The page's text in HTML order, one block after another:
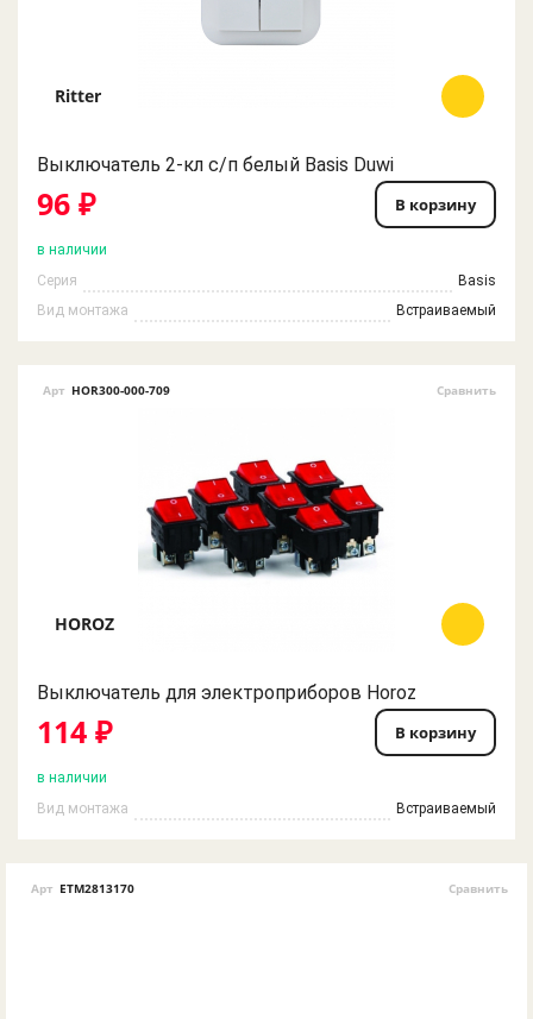
Ritter
Выключатель 2-кл c/п белый Basis Duwi
96 ₽ В корзину
в наличии
Серия
Basis
Вид монтажа
Встраиваемый
Арт HOR300-000-709 Сравнить
HOROZ
Выключатель для электроприборов Horoz
114 ₽ В корзину
в наличии
Вид монтажа
Встраиваемый
Арт ETM2813170 Сравнить